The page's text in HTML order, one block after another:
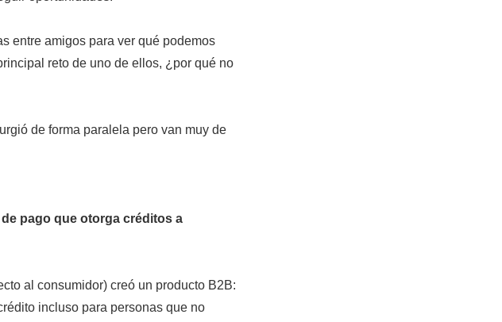
entre amigos para ver qué podemos
reto de uno de ellos, ¿por qué no
de forma paralela pero van muy de
pago que otorga créditos a
al consumidor) creó un producto B2B:
incluso para personas que no